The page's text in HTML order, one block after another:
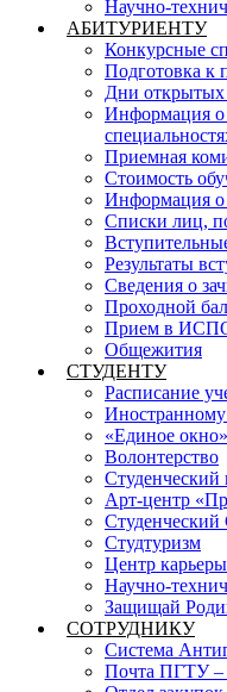
Научно-
АБИТУРИЕНТУ
Конкурсные
Подготовка к
Дни открытых
Информация о
Приемная
Стоимость
Информация о
Списки лиц,
Результаты
Сведения о
Проходной
Прием в
Общежития
СТУДЕНТУ
Расписание
Иностранному
«Единое
Волонтерство
Арт-центр
Студтуризм
Центр карьеры
Научно-
Защищай
СОТРУДНИКУ
Система
Почта ПГТУ